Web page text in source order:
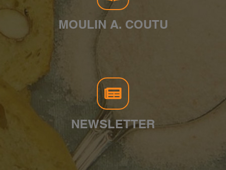
MOULIN A. COUTU
NEWSLETTER